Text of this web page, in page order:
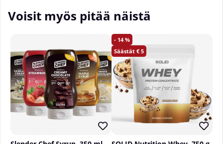
______________________________________
Annosten määrä pakkauksessa:1 kpl
Suositeltu annostus:Nauti yksi NOCCO FOCUS
ennen henkistä tai fyysistä aktiviteettia.
Voisit myös pitää näistä
14
5